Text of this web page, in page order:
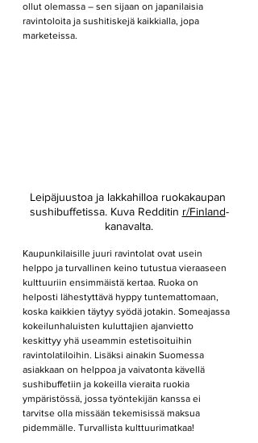
ollut olemassa – sen sijaan on japanilaisia
ravintoloita ja sushitiskejä kaikkialla, jopa
marketeissa.
Leipäjuustoa ja lakkahilloa ruokakaupan
sushibuffetissa. Kuva Redditin r/Finland-
kanavalta.
Kaupunkilaisille juuri ravintolat ovat usein
helppo ja turvallinen keino tutustua vieraaseen
kulttuuriin ensimmäistä kertaa. Ruoka on
helposti lähestyttävä hyppy tuntemattomaan,
koska kaikkien täytyy syödä jotakin. Someajassa
kokeilunhaluisten kuluttajien ajanvietto
keskittyy yhä useammin estetisoituihin
ravintolatiloihin. Lisäksi ainakin Suomessa
asiakkaan on helppoa ja vaivatonta kävellä
sushibuffetiin ja kokeilla vieraita ruokia
ympäristössä, jossa työntekijän kanssa ei
tarvitse olla missään tekemisissä maksua
pidemmälle. Turvallista kulttuurimatkaa!